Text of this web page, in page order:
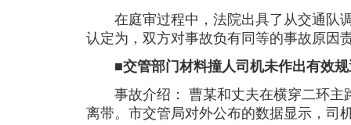
在庭审过程中，法院出具了从交通队
认定为，双方对事故负有同等的事故原因
■交管部门材料撞人司机未作出有效规
事故介绍： 曹某和丈夫在横穿二环主
离带。市交管局对外公布的数据显示，司